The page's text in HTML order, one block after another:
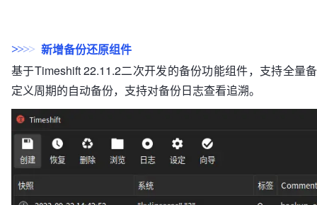
>>>> 新增备份还原组件
基于Timeshift 22.11.2二次开发的备份功能组件，支持全量
定义周期的自动备份，支持对备份日志查看追溯。